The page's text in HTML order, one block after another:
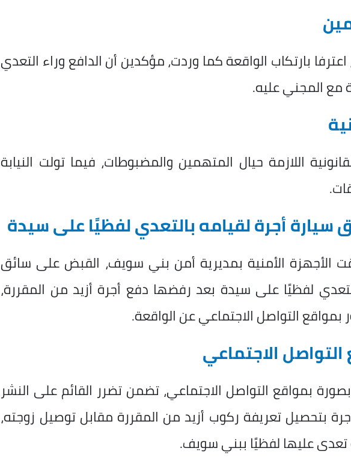
بارتكاب الواقعة كما وردت، مؤكدين أن الدافع وراء التعدي
مع المجني عليه.
اللازمة حيال المتهمين والمضبوطات، فيما تولت النيابة
أجرة لقيامه بالتعدي لفظيًا على سيدة
الأجهزة الأمنية بمديرية أمن بني سويف، القبض على سائق
لفظيًا على سيدة بعد رفضها دفع أجرة أزيد من المقررة،
التواصل الاجتماعي عن الواقعة.
الاجتماعي
بمواقع التواصل الاجتماعي، تضمن تضرر القائم على النشر
بتحصيل تعريفة ركوب أزيد من المقررة مقابل توصيل زوجته،
تعدى عليها لفظيًا ببني سويف.